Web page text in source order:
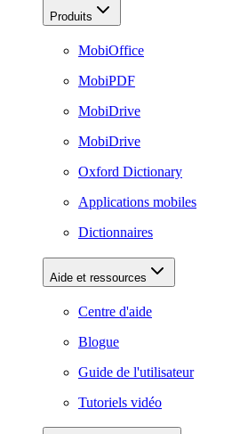
Produits
MobiOffice
MobiPDF
MobiDrive
MobiDrive
Oxford Dictionary
Applications mobiles
Dictionnaires
Aide et ressources
Centre d'aide
Blogue
Guide de l'utilisateur
Tutoriels vidéo